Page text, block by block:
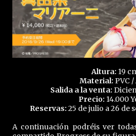
Altura: 19
Material: PVC /
Salida a la venta:
Precio: 14.000
Reservas: 25 de julio a 26 de
A continuación podréis ver